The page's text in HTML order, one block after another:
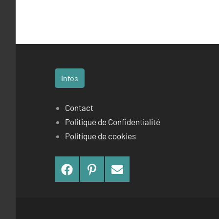
Infos
Contact
Politique de Confidentialité
Politique de cookies
FacebookPinterestContact